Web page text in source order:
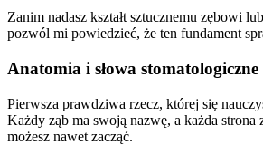
Zanim nadasz kształt sztucznemu zębowi
pozwól mi powiedzieć, że ten fundament
Anatomia i słowa stomatologiczne
Pierwsza prawdziwa rzecz, której się
Każdy ząb ma swoją nazwę, a każda
możesz nawet zacząć.